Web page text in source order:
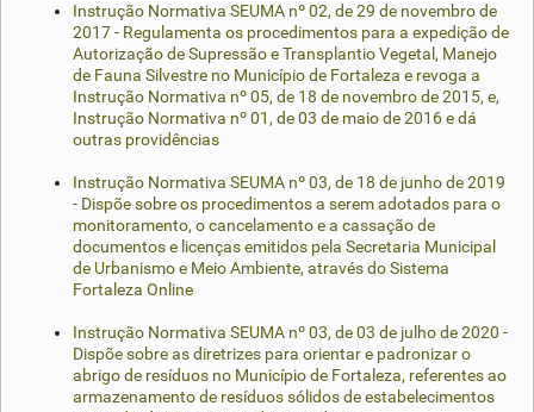
Instrução Normativa SEUMA nº 02, de 29 de novembro de
2017 - Regulamenta os procedimentos para a expedição de
Autorização de Supressão e Transplantio Vegetal, Manejo
de Fauna Silvestre no Município de Fortaleza e revoga a
Instrução Normativa nº 05, de 18 de novembro de 2015, e,
Instrução Normativa nº 01, de 03 de maio de 2016 e dá
outras providências
Instrução Normativa SEUMA nº 03, de 18 de junho de 2019
- Dispõe sobre os procedimentos a serem adotados para o
monitoramento, o cancelamento e a cassação de
documentos e licenças emitidos pela Secretaria Municipal
de Urbanismo e Meio Ambiente, através do Sistema
Fortaleza Online
Instrução Normativa SEUMA nº 03, de 03 de julho de 2020 -
Dispõe sobre as diretrizes para orientar e padronizar o
abrigo de resíduos no Município de Fortaleza, referentes ao
armazenamento de resíduos sólidos de estabelecimentos